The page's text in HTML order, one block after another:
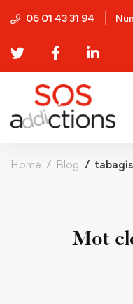
06 01 43 31 94
Home Blog
Mot